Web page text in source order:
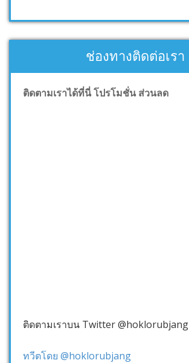
ช่องทางติดต่อเรา
ติดตามเราได้ที่นี่ โปรโมชั่น ส่วนลด
ติดตามเราบน Twitter @hoklorubjang
ทวีตโดย @hoklorubjang